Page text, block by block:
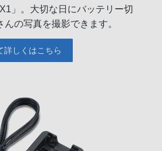
」。大切な日にバッテリー切
の写真を撮影できます。
詳しくはこちら